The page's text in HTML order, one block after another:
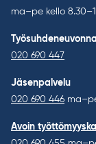
ma–pe kello
020 690 447
Jäsenpalvelu
020 690 446
Avoin